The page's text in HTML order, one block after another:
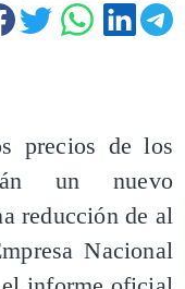
precios de los
un nuevo
reducción de al
Nacional